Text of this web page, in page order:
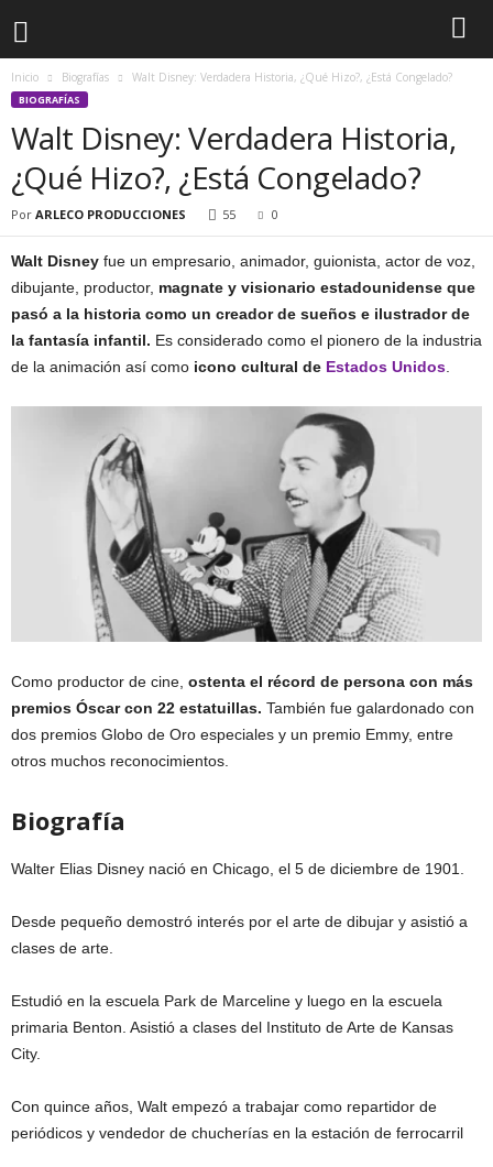
Inicio Biografías Walt Disney: Verdadera Historia, ¿Qué Hizo?, ¿Está Congelado?
BIOGRAFÍAS
Walt Disney: Verdadera Historia,
¿Qué Hizo?, ¿Está Congelado?
Por ARLECO PRODUCCIONES 55 0
Walt Disney fue un empresario, animador, guionista, actor de voz,
dibujante, productor, magnate y visionario estadounidense que
pasó a la historia como un creador de sueños e ilustrador de
la fantasía infantil. Es considerado como el pionero de la industria
de la animación así como icono cultural de Estados Unidos
Como productor de cine, ostenta el récord de persona con más
premios Óscar con 22 estatuillas. También fue galardonado con
dos premios Globo de Oro especiales y un premio Emmy, entre
otros muchos reconocimientos.
Biografía
Walter Elias Disney nació en Chicago, el 5 de diciembre de 1901.
Desde pequeño demostró interés por el arte de dibujar y asistió a
clases de arte.
Estudió en la escuela Park de Marceline y luego en la escuela
primaria Benton. Asistió a clases del Instituto de Arte de Kansas
City.
Con quince años, Walt empezó a trabajar como repartidor de
periódicos y vendedor de chucherías en la estación de ferrocarril